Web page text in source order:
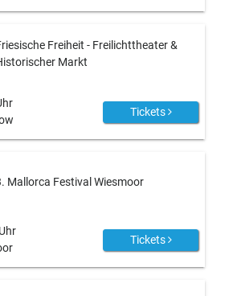
Freiheit - Freilichttheater &
Markt
Tickets
Mallorca Festival Wiesmoor
Tickets